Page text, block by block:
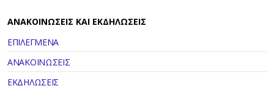
ΑΝΑΚΟΙΝΩΣΕΙΣ ΚΑΙ ΕΚΔΗΛΩΣΕΙΣ
ΕΠΙΛΕΓΜΕΝΑ
ΑΝΑΚΟΙΝΩΣΕΙΣ
ΕΚΔΗΛΩΣΕΙΣ